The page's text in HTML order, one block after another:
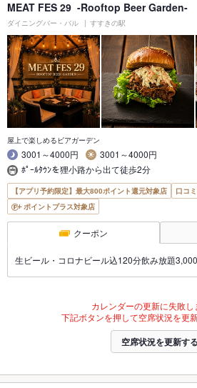
MEAT FES 29 -Rooftop Beer Garden-
ダイニングバー・バル すすきの駅
屋上で楽しめるビアガーデン
3001～4000円
3001～4000円
ﾎﾟｰﾙﾀｳﾝを狸小路から出て徒歩2分
【アプリ予約限定】最大800ポイント還元対象店 口コ
ポイントプラス対象店
クーポン
生ビール・コロナビール込120分飲み放題
カレンダーの更新に失敗し
下記ボタンを押して空席状況を更
空席状況を更新する